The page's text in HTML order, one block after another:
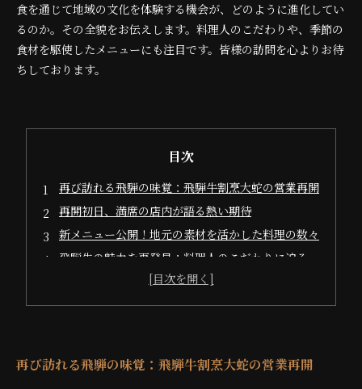
食を通じて地域の文化を体験する機会が、どのように進化してい
るのか。その全貌をお伝えします。料理人のこだわりや、季節の
食材を駆使したメニューにも注目です。皆様の訪問を心よりお待
ちしております。
目次
再び訪れる飛騨の味覚：飛騨牛割烹大蛇の営業再開
再開初日、満席の店内が語る熱い期待
新メニュー公開！地元の素材を活かした料理の数々
飛騨牛の魅力を再発見：料理人のこだわりに迫る
料理を通じて感じる地域文化の豊かさ
お客様の声：再開した飛騨牛割烹の感動エピソード
再び訪れる飛騨の味覚：飛騨牛割烹大蛇の営業再開